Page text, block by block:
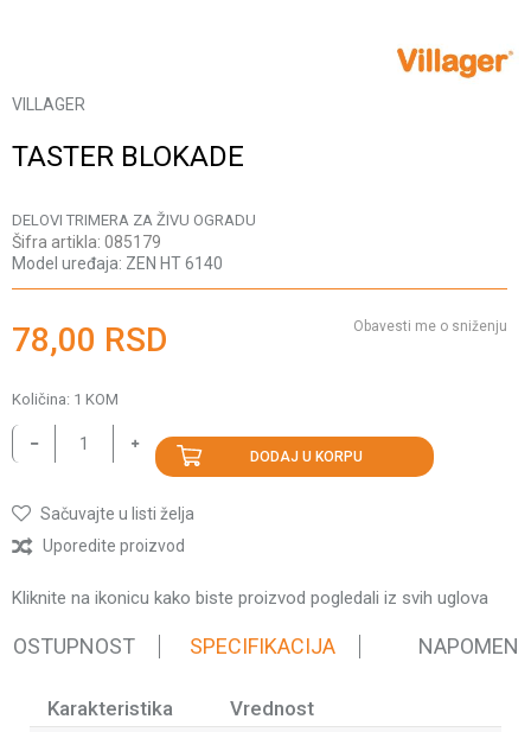
VILLAGER
TASTER BLOKADE
DELOVI TRIMERA ZA ŽIVU OGRADU
Šifra artikla: 085179
Model uređaja: ZEN HT 6140
78,00 RSD Obavesti me o sniženju
Količina: 1 KOM
DODAJ U KORPU
Sačuvajte u listi želja
Uporedite proizvod
Kliknite na ikonicu kako biste proizvod pogledali iz svih uglova
SPECIFIKACIJA NAPOMENA
Karakteristika Vrednost